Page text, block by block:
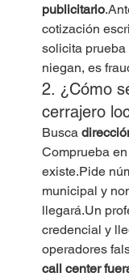
publicitario
cotización
solicita
niegan, es
2. ¿Cómo
cerrajero
Busca
Comprueba
existe.Pide
municipal y
llegará.Un
credencial y
operadores
call center